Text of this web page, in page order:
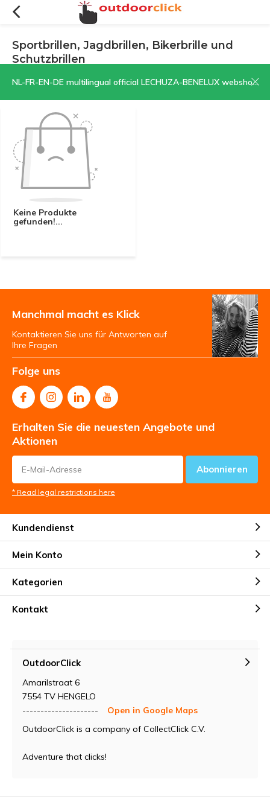
NL-FR-EN-DE multilingual official LECHUZA-BENELUX webshop | CLICK HERE NOW!
Sportbrillen, Jagdbrillen, Bikerbrille und
Schutzbrillen
Filter Sortieren nach:
Keine Produkte
gefunden!...
Manchmal macht es Klick
Kontaktieren Sie uns für Antworten auf
Ihre Fragen
Folge uns
Erhalten Sie die neuesten Angebote und
Aktionen
Abonnieren
* Read legal restrictions here
Kundendienst
Mein Konto
Kategorien
Kontakt
OutdoorClick
Amarilstraat 6
7554 TV HENGELO
---------------------
Open in Google Maps
OutdoorClick is a company of CollectClick C.V.
Adventure that clicks!